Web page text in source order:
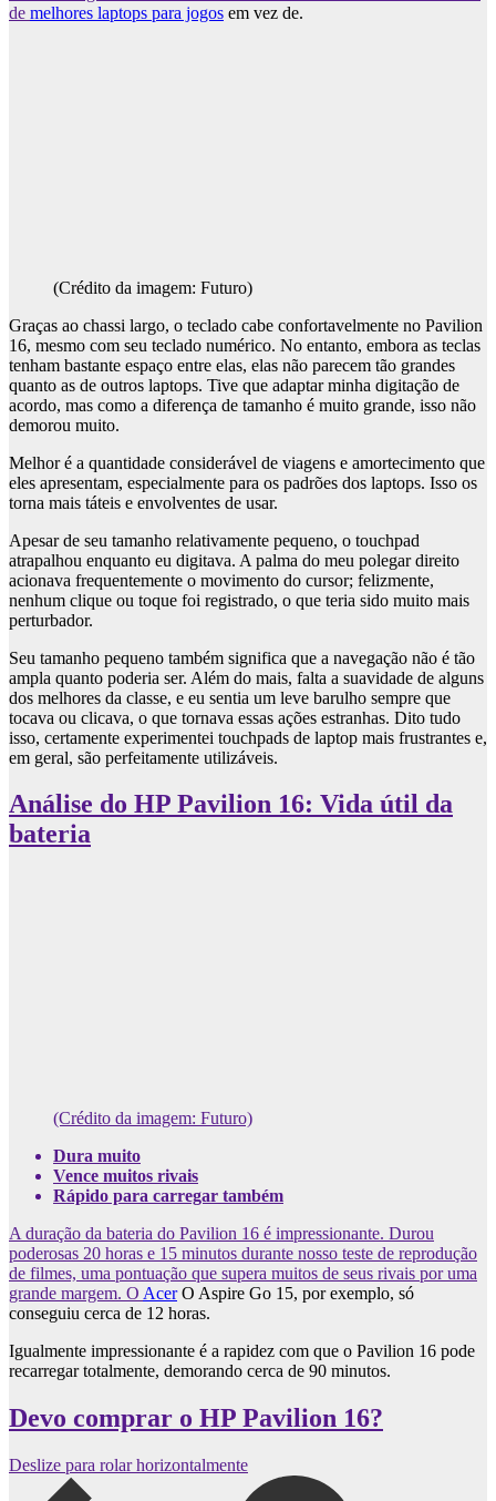
de melhores laptops para jogos em vez de.
(Crédito da imagem: Futuro)
Graças ao chassi largo, o teclado cabe confortavelmente no Pavilion
16, mesmo com seu teclado numérico. No entanto, embora as teclas
tenham bastante espaço entre elas, elas não parecem tão grandes
quanto as de outros laptops. Tive que adaptar minha digitação de
acordo, mas como a diferença de tamanho é muito grande, isso não
demorou muito.
Melhor é a quantidade considerável de viagens e amortecimento que
eles apresentam, especialmente para os padrões dos laptops. Isso os
torna mais táteis e envolventes de usar.
Apesar de seu tamanho relativamente pequeno, o touchpad
atrapalhou enquanto eu digitava. A palma do meu polegar direito
acionava frequentemente o movimento do cursor; felizmente,
nenhum clique ou toque foi registrado, o que teria sido muito mais
perturbador.
Seu tamanho pequeno também significa que a navegação não é tão
ampla quanto poderia ser. Além do mais, falta a suavidade de alguns
dos melhores da classe, e eu sentia um leve barulho sempre que
tocava ou clicava, o que tornava essas ações estranhas. Dito tudo
isso, certamente experimentei touchpads de laptop mais frustrantes e,
em geral, são perfeitamente utilizáveis.
Análise do HP Pavilion 16: Vida útil da
bateria
(Crédito da imagem: Futuro)
Dura muito
Vence muitos rivais
Rápido para carregar também
A duração da bateria do Pavilion 16 é impressionante. Durou
poderosas 20 horas e 15 minutos durante nosso teste de reprodução
de filmes, uma pontuação que supera muitos de seus rivais por uma
grande margem. O AcerO Aspire Go 15, por exemplo, só
conseguiu cerca de 12 horas.
Igualmente impressionante é a rapidez com que o Pavilion 16 pode
recarregar totalmente, demorando cerca de 90 minutos.
Devo comprar o HP Pavilion 16?
Deslize para rolar horizontalmente